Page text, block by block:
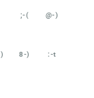
;-( @-)
8-) :-t